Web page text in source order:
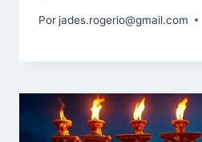
Por jades.rogerio@gmail.com